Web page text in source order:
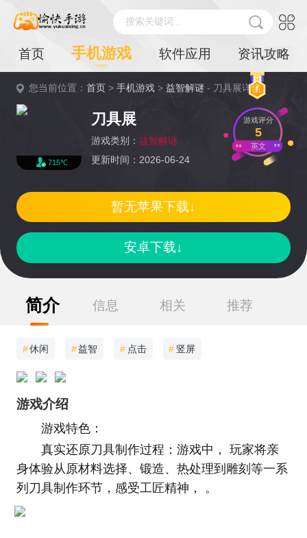
搜索关键词...
首页 手机游戏 软件应用 资讯攻略
您当前位置：首页 >手机游戏 >益智解谜 - 刀具展详情
715℃
刀具展
游戏类别： 益智解谜
更新时间：2026-06-24
游戏评分
5
英文
安卓下载↓
暂无苹果下载↓
简介 信息 相关 推荐
#休闲 #益智 # 点击 # 竖屏
游戏介绍
游戏特色：
真实还原刀具制作过程：游戏中， 玩家将亲
身体验从原材料选择、锻造、热处理到雕刻等一系
列刀具制作环节，感受工匠精神， 。